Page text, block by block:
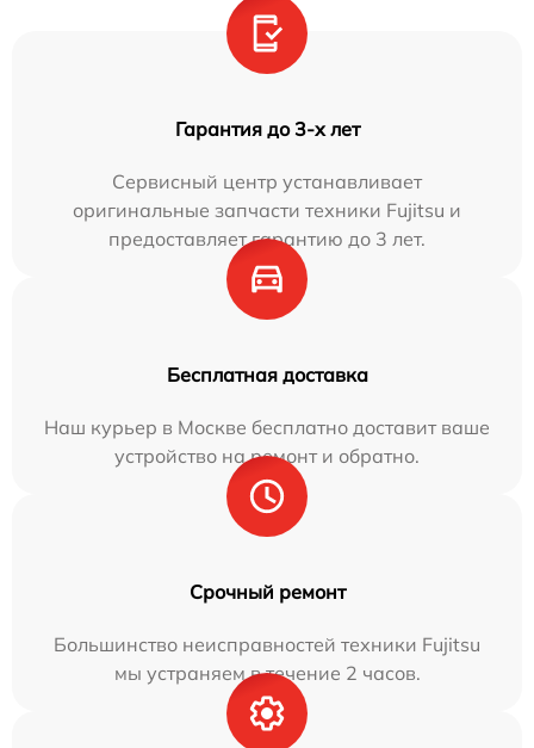
Гарантия до 3-х лет
Сервисный центр устанавливает
оригинальные запчасти техники Fujitsu и
предоставляет гарантию до 3 лет.
Бесплатная доставка
Наш курьер в Москве бесплатно доставит ваше
устройство на ремонт и обратно.
Срочный ремонт
Большинство неисправностей техники Fujitsu
мы устраняем в течение 2 часов.